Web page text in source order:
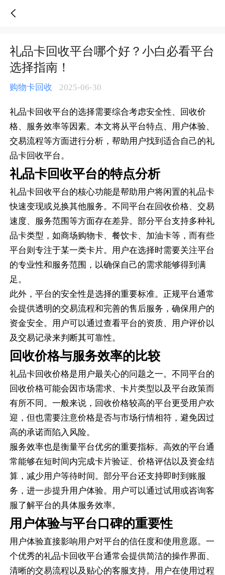
礼品卡回收平台哪个好？小白必看平台
选择指南！
购物卡回收 2025-06-30
礼品卡回收平台的选择需要综合考虑安全性、回收价
格、服务效率等因素。本文将从平台特点、用户体验、
交易流程等方面进行分析，帮助用户找到适合自己的礼
品卡回收平台。
礼品卡回收平台的特点分析
礼品卡回收平台的核心功能是帮助用户将闲置的礼品卡
快速变现或兑换其他服务。不同平台在回收价格、交易
速度、服务范围等方面存在差异。部分平台支持多种礼
品卡类型，如商场购物卡、餐饮卡、加油卡等，而有些
平台则专注于某一类卡片。用户在选择时需要关注平台
的专业性和服务范围，以确保自己的需求能够得到满
足。
此外，平台的安全性是选择的重要标准。正规平台通常
会提供透明的交易流程和完善的售后服务，确保用户的
资金安全。用户可以通过查看平台的资质、用户评价以
及交易记录来判断其可靠性。
回收价格与服务效率的比较
礼品卡回收价格是用户最关心的问题之一。不同平台的
回收价格可能会因市场需求、卡片类型以及平台政策而
有所不同。一般来说，回收价格较高的平台更受用户欢
迎，但也需要注意价格是否与市场行情相符，避免因过
高的承诺而陷入风险。
服务效率也是衡量平台优劣的重要指标。高效的平台通
常能够在短时间内完成卡片验证、价格评估以及资金结
算，减少用户等待时间。部分平台还支持即时到账服
务，进一步提升用户体验。用户可以通过试用或咨询客
服了解平台的具体服务效率。
用户体验与平台口碑的重要性
用户体验直接影响用户对平台的信任度和使用意愿。一
个优秀的礼品卡回收平台通常会提供简洁的操作界面、
清晰的交易流程以及贴心的客服支持。用户在使用过程